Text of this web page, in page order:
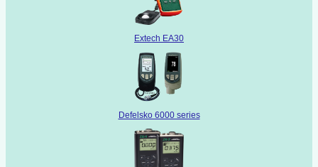
Extech EA30
Defelsko 6000 series